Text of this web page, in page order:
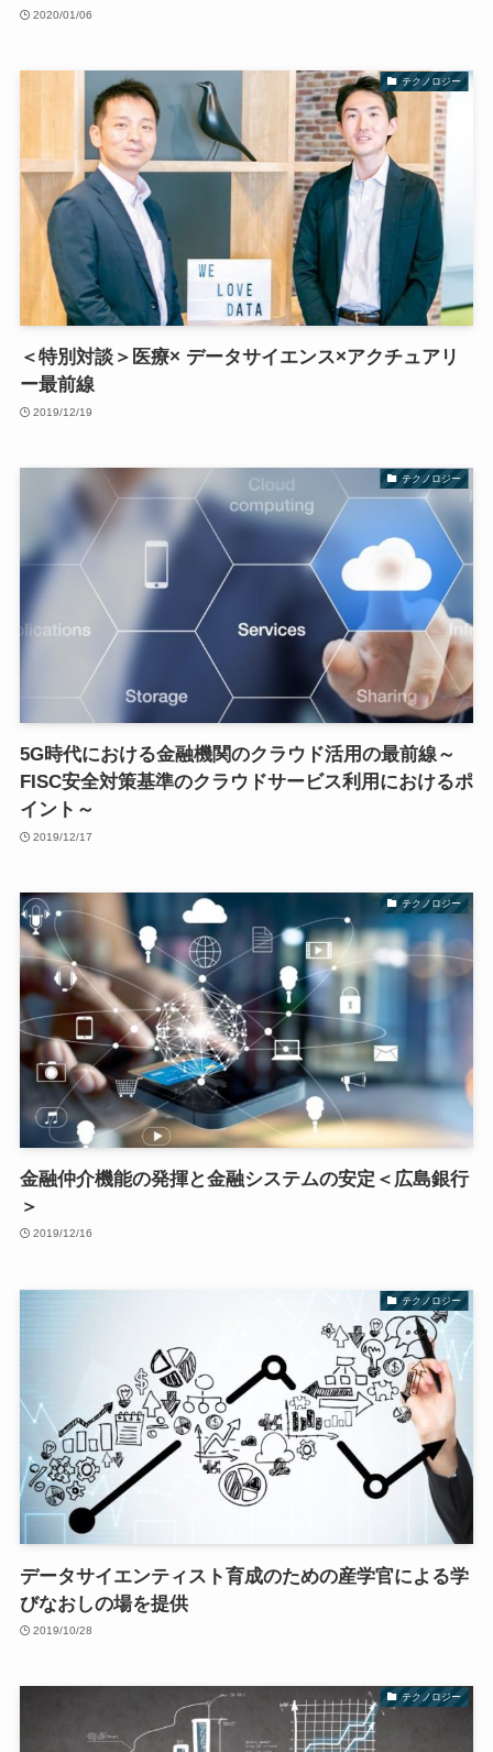
2020/01/06
テクノロジー
＜特別対談＞医療× データサイエンス×アクチュアリ
ー最前線
2019/12/19
テクノロジー
5G時代における金融機関のクラウド活用の最前線～
FISC安全対策基準のクラウドサービス利用におけるポ
イント～
2019/12/17
テクノロジー
金融仲介機能の発揮と金融システムの安定＜広島銀行
＞
2019/12/16
テクノロジー
データサイエンティスト育成のための産学官による学
びなおしの場を提供
2019/10/28
テクノロジー